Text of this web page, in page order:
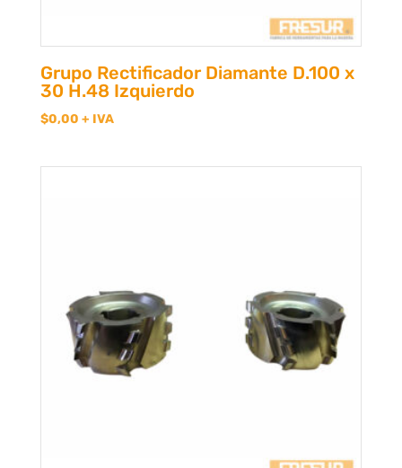
Grupo Rectificador Diamante D.100 x
30 H.48 Izquierdo
$0,00 + IVA